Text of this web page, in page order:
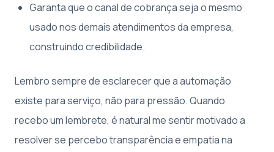
Garanta que o canal de cobrança seja o mesmo
usado nos demais atendimentos da empresa,
construindo credibilidade.
Lembro sempre de esclarecer que a automação
existe para serviço, não para pressão. Quando
recebo um lembrete, é natural me sentir motivado a
resolver se percebo transparência e empatia na